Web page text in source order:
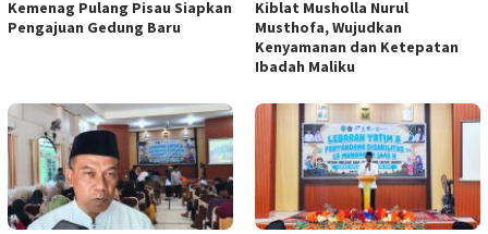
Kemenag Pulang Pisau Siapkan
Pengajuan Gedung Baru
Kiblat Musholla Nurul
Musthofa, Wujudkan
Kenyamanan dan Ketepatan
Ibadah Maliku